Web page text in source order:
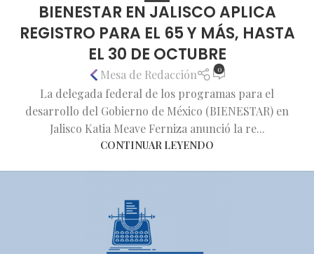
BIENESTAR EN JALISCO APLICA
REGISTRO PARA EL 65 Y MÁS, HASTA
EL 30 DE OCTUBRE
Mesa de Redacción 0
La delegada federal de los programas para el
desarrollo del Gobierno de México (BIENESTAR) en
Jalisco Katia Meave Ferniza anunció la re...
CONTINUAR LEYENDO